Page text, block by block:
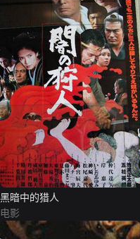
黑暗中的猎人
电影